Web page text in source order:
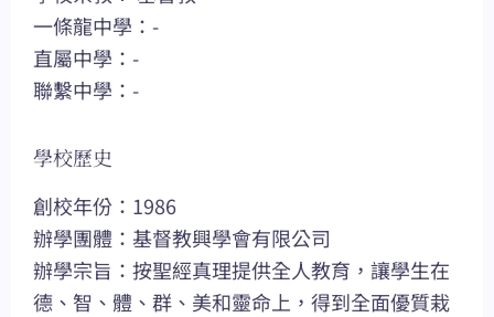
一條龍中學：-
直屬中學：-
聯繫中學：-
學校歷史
創校年份：1986
辦學團體：基督教興學會有限公司
辦學宗旨：按聖經真理提供全人教育，讓學生在
德、智、體、群、美和靈命上，得到全面優質栽